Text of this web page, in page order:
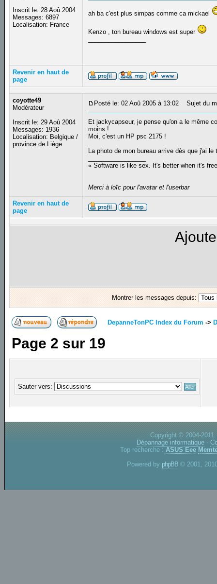
Inscrit le: 28 Aoû 2004
Messages: 6897
Localisation: France
ah ba c'est plus simpas comme ca mickael
Kenzo , ton bureau windows est super
Revenir en haut de
page
coyotte49
Modérateur
Inscrit le: 29 Aoû 2004
Messages: 1936
Localisation: Belgique /
province de Liège
Posté le: 02 Aoû 2005 à 13:02 Sujet du
Et jackycapseur, je pense qu'on a le même
moins !
Moi, c'est un HP psc 2175 !
La photo de mon bureau arrive dès que j'ai le
« Software is like sex. It's better when it's
Merci à loïc pour l'avatar et l'userbar
Revenir en haut de
page
Montrer les messages depuis:
DepanneTonPC Index du Forum ->
Page 2 sur 19
Sauter vers:
Copyright © 2004-
Dépannage informatique -
Top recherche : ASUS Eee
Powered by phpBB © 2001,